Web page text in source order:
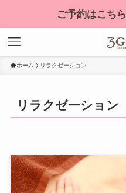
ご予約はこちら
ホーム リラクゼーション
リラクゼーション